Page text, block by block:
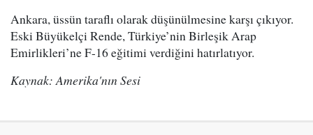
Ankara, üssün taraflı olarak düşünülmesine karşı çıkıyor.
Eski Büyükelçi Rende, Türkiye’nin Birleşik Arap
Emirlikleri’ne F-16 eğitimi verdiğini hatırlatıyor.
Kaynak: Amerika'nın Sesi